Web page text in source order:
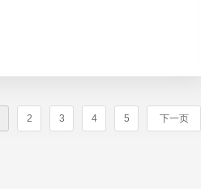
2 3 4 5 下一页